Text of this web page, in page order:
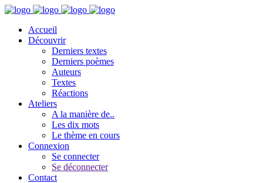
Accueil
Découvrir
Derniers textes
Derniers poèmes
Auteurs
Textes
Réactions
Ateliers
A la manière de..
Les dix mots
Le thème en cours
Connexion
Se connecter
Se déconnecter
Contact